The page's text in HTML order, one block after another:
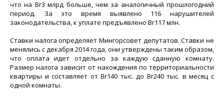
что на Br3 млрд больше, чем за аналогичный прошлогодний
период. За это время выявлено 116 нарушителей
законодательства, к уплате предъявлено Br117 млн.
Ставки налога определяет Мингорсовет депутатов. Ставки не
менялись с декабря 2014 года, они утверждены таким образом,
что оплата идет отдельно за каждую сданную комнату.
Размер налога зависит от нахождения по территориальности
квартиры и составляет от Br140 тыс. до Br240 тыс. в месяц с
одной комнаты.